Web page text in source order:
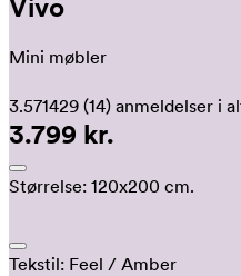
Vivo
Mini møbler
3.571429 (14) anmeldelser i
3.799 kr.
Størrelse: 120x200 cm.
Tekstil: Feel / Amber